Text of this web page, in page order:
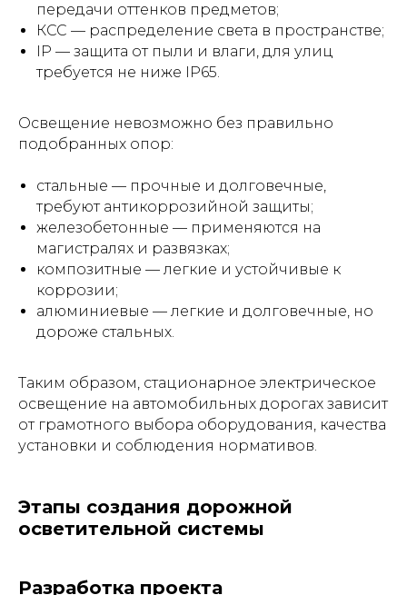
передачи оттенков предметов;
КСС — распределение света в пространстве;
IP — защита от пыли и влаги, для улиц
требуется не ниже IP65.
Освещение невозможно без правильно
подобранных опор:
стальные — прочные и долговечные,
требуют антикоррозийной защиты;
железобетонные — применяются на
магистралях и развязках;
композитные — легкие и устойчивые к
коррозии;
алюминиевые — легкие и долговечные, но
дороже стальных.
Таким образом, стационарное электрическое
освещение на автомобильных дорогах зависит
от грамотного выбора оборудования, качества
установки и соблюдения нормативов.
Этапы создания дорожной
осветительной системы
Разработка проекта